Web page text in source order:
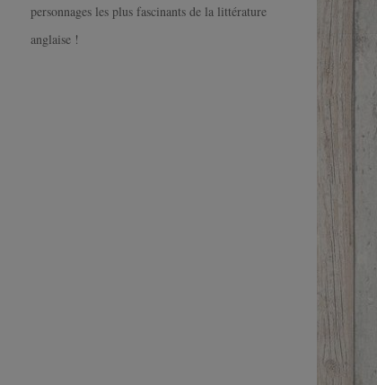
personnages les plus fascinants de la littérature
anglaise !